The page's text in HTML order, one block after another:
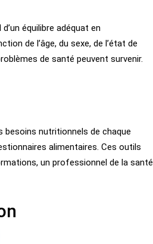
équilibre adéquat en
de l’âge, du sexe, de l’état de
de santé peuvent survenir.
besoins nutritionnels de chaque
alimentaires. Ces outils
un professionnel de la santé